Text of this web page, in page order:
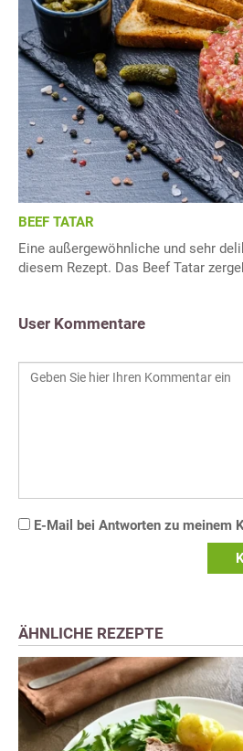
BEEF TATAR
Eine außergewöhnliche und sehr
diesem Rezept. Das Beef Tatar
User Kommentare
E-Mail bei Antworten zu meinem
ÄHNLICHE REZEPTE